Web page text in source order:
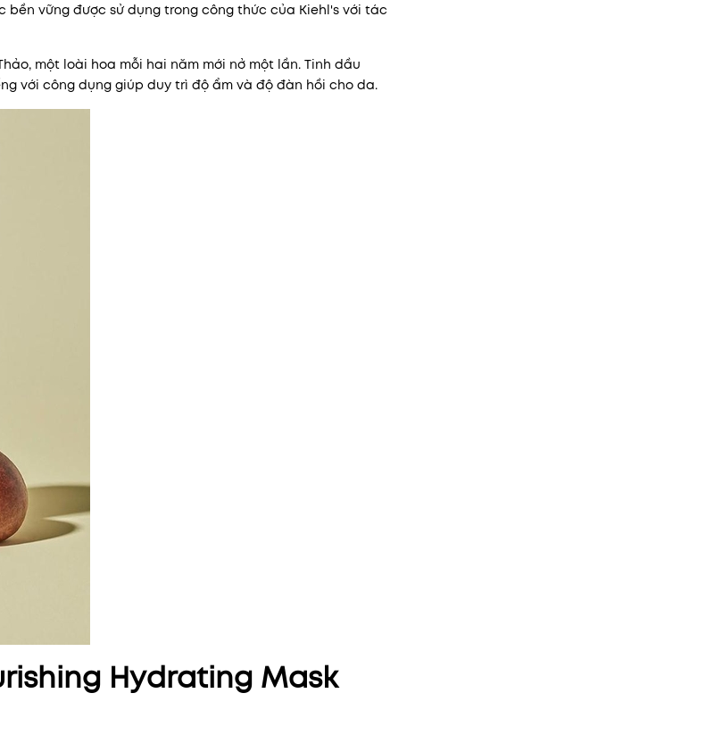
vững được sử dụng trong công thức của Kiehl's với tác
một loài hoa mỗi hai năm mới nở một lần. Tinh dầu
với công dụng giúp duy trì độ ẩm và độ đàn hồi cho da.
Hydrating Mask